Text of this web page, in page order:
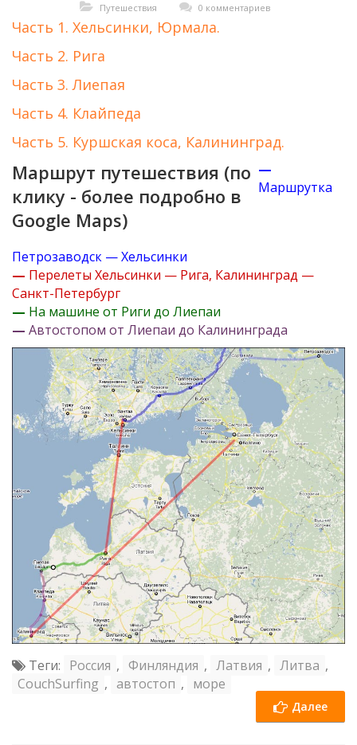
Путешествия 0 комментариев
Часть 1. Хельсинки, Юрмала.
Часть 2. Рига
Часть 3. Лиепая
Часть 4. Клайпеда
Часть 5. Куршская коса, Калининград.
Маршрут путешествия (по
клику - более подробно в
Google Maps)
—
Маршрутка
Петрозаводск — Хельсинки
— Перелеты Хельсинки — Рига, Калининград —
Санкт-Петербург
— На машине от Риги до Лиепаи
— Автостопом от Лиепаи до Калининграда
Теги: Россия , Финляндия , Латвия , Литва ,
CouchSurfing , автостоп , море
Далее